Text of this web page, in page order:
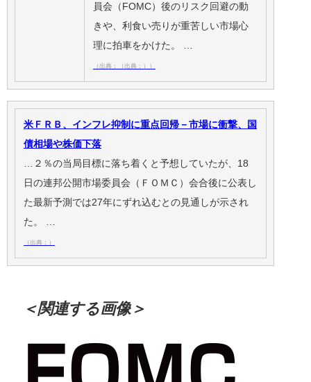
員会（FOMC）後のリスク回避の動
きや、利食い売りが重苦しい市場心
理に拍車をかけた。 …
（出典：（出典：））
米ＦＲＢ、インフレ抑制に重点回帰－市場に衝撃、国
債相場や株価下落
…２％の当局目標に落ち着くと予想していたが、18
日の連邦公開市場委員会（ＦＯＭＣ）会合後に公表し
た最新予測では27年にずれ込むとの見通しが示され
た。 …
（出典：）
＜関連する画像＞